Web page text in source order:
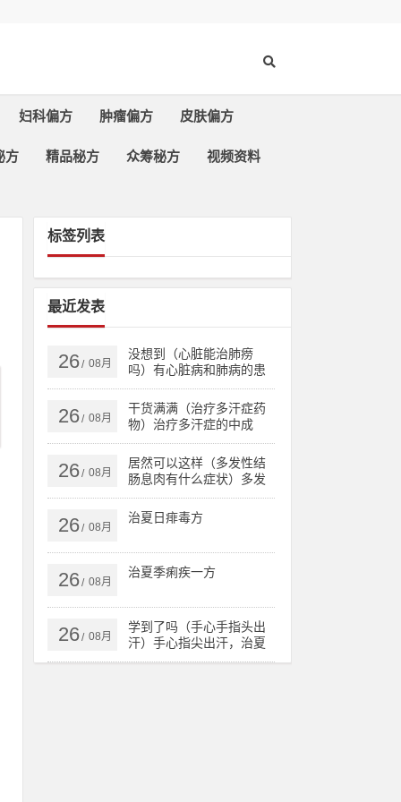
妇科偏方 肿瘤偏方 皮肤偏方
方 精品秘方 众筹秘方 视频资料
标签列表
最近发表
26/ 08月
没想到（心脏能治肺痨
吗）有心脏病和肺病的患
者，治多种心脏病、肺结
核、肺病，
26/ 08月
干货满满（治疗多汗症药
物）治疗多汗症的中成
药，治多汗症验方，
26/ 08月
居然可以这样（多发性结
肠息肉有什么症状）多发
性结肠息肉一定要手术
吗，治多发性结肠息肉验
方，
26/ 08月
治夏日痱毒方
26/ 08月
治夏季痢疾一方
26/ 08月
学到了吗（手心手指头出
汗）手心指尖出汗，治夏
天手心出汗、暴皮、手指